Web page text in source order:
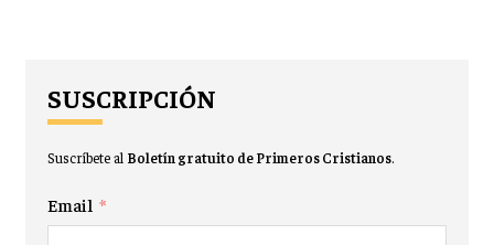
SUSCRIPCIÓN
Suscríbete al Boletín gratuito de Primeros Cristianos.
Email